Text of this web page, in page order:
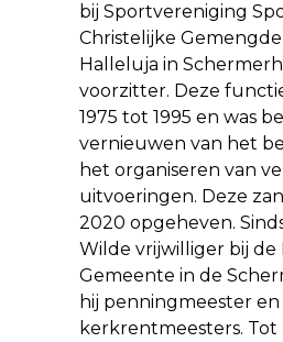
bij Sportvereniging
Christelijke
Halleluja in
voorzitter. Deze
1975 tot 1995 en was
vernieuwen van het
het organiseren van
uitvoeringen. Deze
2020 opgeheven.
Wilde vrijwilliger bij de
Gemeente in de
hij penningmeester en
kerkrentmeesters. Tot